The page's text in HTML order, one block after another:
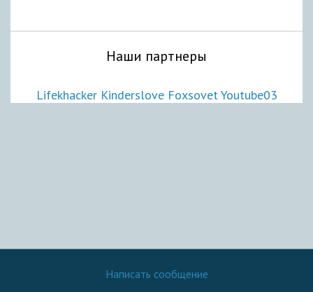
Наши партнеры
Lifekhacker Kinderslove FoxsovetYoutube03
Написать сообщение